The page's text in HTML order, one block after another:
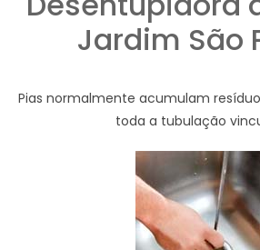
Jardim São
Pias normalmente acumulam
toda a tubulação